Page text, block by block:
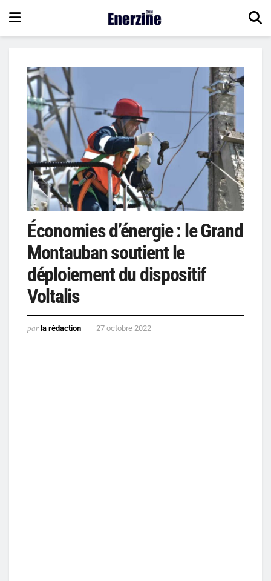
Économies d’énergie : le Grand
Montauban soutient le
déploiement du dispositif
Voltalis
par la rédaction 27 octobre 2022